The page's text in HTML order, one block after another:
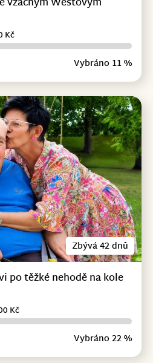
Vybráno 11 %
Kč
Zbývá 42 dnů
po těžké nehodě na kole
Vybráno 22 %
Kč